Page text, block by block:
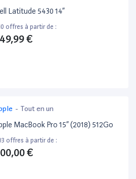
Latitude 5430 14”
offres à partir de :
€
- Tout en un
MacBook Pro 15” (2018) 512Go
offres à partir de :
€